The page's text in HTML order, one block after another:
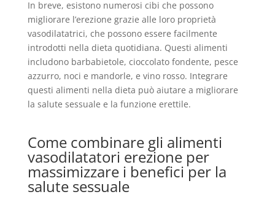
In breve, esistono numerosi cibi che possono
migliorare l’erezione grazie alle loro proprietà
vasodilatatrici, che possono essere facilmente
introdotti nella dieta quotidiana. Questi alimenti
includono barbabietole, cioccolato fondente, pesce
azzurro, noci e mandorle, e vino rosso. Integrare
questi alimenti nella dieta può aiutare a migliorare
la salute sessuale e la funzione erettile.
Come combinare gli alimenti
vasodilatatori erezione per
massimizzare i benefici per la
salute sessuale